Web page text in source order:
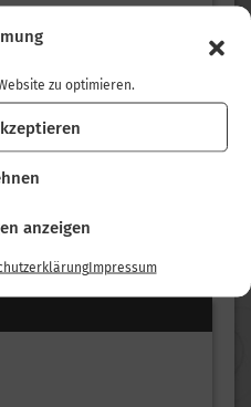
zu optimieren.
anzeigen
Impressum